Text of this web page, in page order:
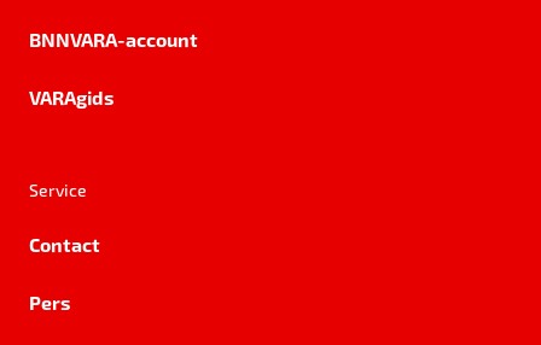
BNNVARA-account
VARAgids
Service
Contact
Pers